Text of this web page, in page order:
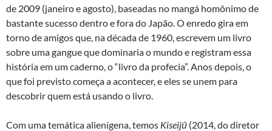
de 2009 (janeiro e agosto), baseadas no mangá homônimo de
bastante sucesso dentro e fora do Japão. O enredo gira em
torno de amigos que, na década de 1960, escrevem um livro
sobre uma gangue que dominaria o mundo e registram essa
história em um caderno, o “livro da profecia”. Anos depois, o
que foi previsto começa a acontecer, e eles se unem para
descobrir quem está usando o livro.
Com uma temática alienígena, temos Kiseijū (2014, do diretor